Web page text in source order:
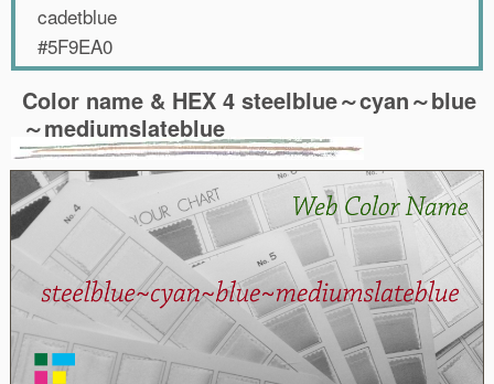
cadetblue
#5F9EA0
Color name & HEX 4 steelblue～cyan～blue
～mediumslateblue